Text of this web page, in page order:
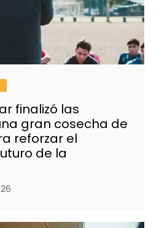
finalizó las
gran cosecha de
reforzar el
de la